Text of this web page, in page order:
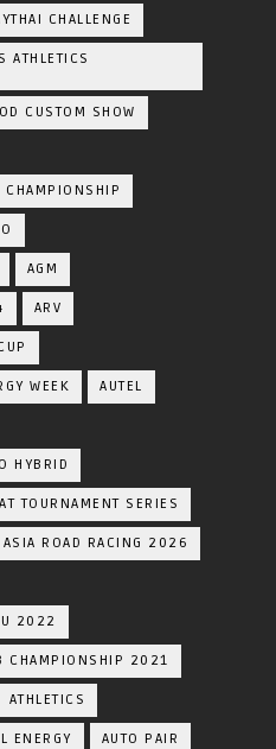
CHALLENGE
ATHLETICS
CUSTOM SHOW
CHAMPIONSHIP
AGM
ARV
WEEK AUTEL
HYBRID
TOURNAMENT SERIES
ASIA ROAD RACING 2026
2022
CHAMPIONSHIP 2021
ATHLETICS
ENERGY AUTO PAIR